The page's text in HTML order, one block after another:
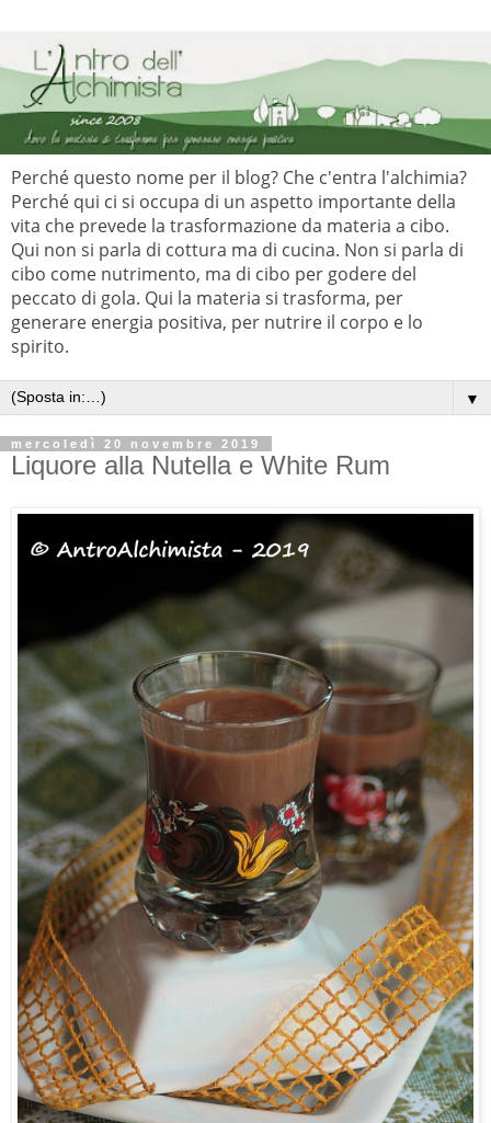
Perché questo nome per il blog? Che c'entra l'alchimia?
Perché qui ci si occupa di un aspetto importante della
vita che prevede la trasformazione da materia a cibo.
Qui non si parla di cottura ma di cucina. Non si parla di
cibo come nutrimento, ma di cibo per godere del
peccato di gola. Qui la materia si trasforma, per
generare energia positiva, per nutrire il corpo e lo
spirito.
▼
mercoledì 20 novembre 2019
Liquore alla Nutella e White Rum